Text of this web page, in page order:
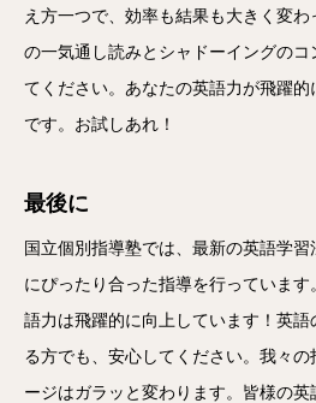
え方一つで、効率も結果も大きく変
の一気通し読みとシャドーイングの
てください。あなたの英語力が飛躍
です。お試しあれ！
最後に
国立個別指導塾では、最新の英語学
にぴったり合った指導を行っていま
語力は飛躍的に向上しています！英
る方でも、安心してください。我々
ージはガラッと変わります。皆様の